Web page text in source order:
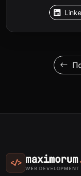
</> maximorum
WEB DEVELOPMENT